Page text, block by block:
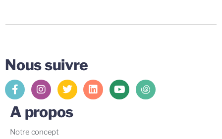
Nous suivre
A propos
Notre concept